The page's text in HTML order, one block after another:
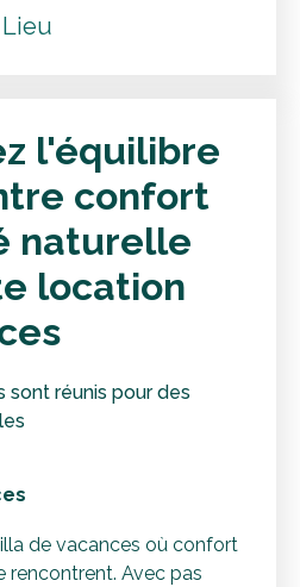
Lieu
l'équilibre
confort
naturelle
location
sont réunis pour des
de vacances où confort
rencontrent. Avec pas